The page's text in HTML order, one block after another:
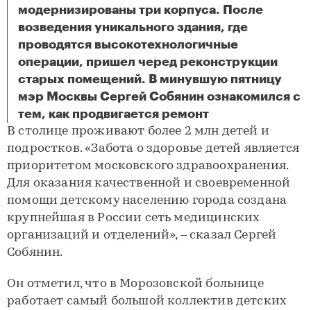
модернизированы три корпуса. После
возведения уникального здания, где
проводятся высокотехнологичные
операции, пришел черед реконструкции
старых помещений. В минувшую пятницу
мэр Москвы Сергей Собянин ознакомился с
тем, как продвигается ремонт
Высокие технологии для маленьких пациентов
В столице проживают более 2 млн детей и
подростков. «Забота о здоровье детей является
приоритетом московского здравоохранения.
Для оказания качественной и своевременной
помощи детскому населению города создана
крупнейшая в России сеть медицинских
организаций и отделений», – сказал Сергей
Собянин.
Он отметил, что в Морозовской больнице
работает самый большой коллектив детских